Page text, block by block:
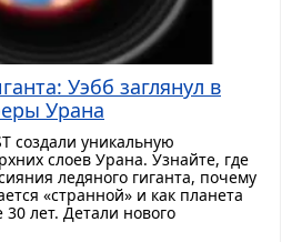
Уэбб заглянул в
Урана
создали уникальную
слоев Урана. Узнайте, где
ледяного гиганта, почему
«странной» и как планета
лет. Детали нового